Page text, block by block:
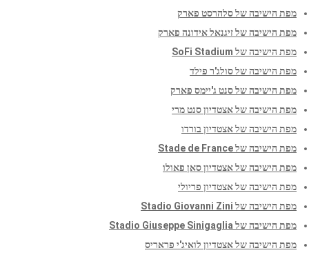
מפת הישיבה של סלהרסט פארק
מפת הישיבה של זיגנאל אידונה פארק
מפת הישיבה של SoFi Stadium
מפת הישיבה של סולג'ר פילד
מפת הישיבה של סנט ג'יימס פארק
מפת הישיבה של אצטדיון סנט מרי
מפת הישיבה של אצטדיון בורדו
מפת הישיבה של Stade de France
מפת הישיבה של אצטדיון סאן פאולו
מפת הישיבה של אצטדיון פריולי
מפת הישיבה של Stadio Giovanni Zini
מפת הישיבה של Stadio Giuseppe Sinigaglia
מפת הישיבה של אצטדיון לואיג'י פראריס